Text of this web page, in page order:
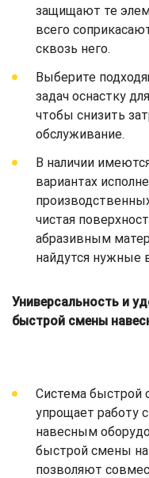
защищают те
всего
сквозь него.
Выберите
задач оснастку
чтобы снизить
обслуживание.
В наличии
вариантах
чистая
абразивным
найдутся нужные
Универсальность и
быстрой смены
Система быстрой
упрощает работу
навесным
быстрой смены
позволяют